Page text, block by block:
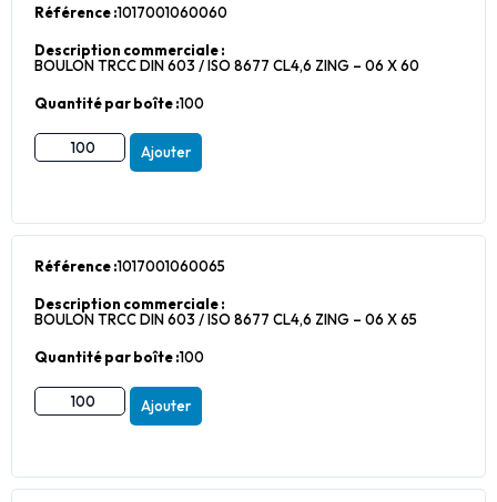
Référence :1017001060060
Description commerciale :
BOULON TRCC DIN 603 / ISO 8677 CL4,6 ZING – 06 X 60
Quantité par boîte :100
Ajouter
Référence :1017001060065
Description commerciale :
BOULON TRCC DIN 603 / ISO 8677 CL4,6 ZING – 06 X 65
Quantité par boîte :100
Ajouter